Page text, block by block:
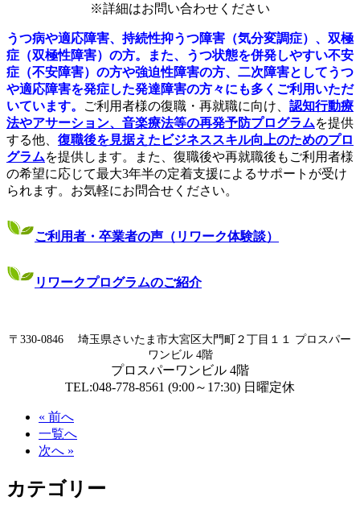
※詳細はお問い合わせください
うつ病や適応障害、持続性抑うつ障害（気分変調症）、双極
症（双極性障害）の方。また、うつ状態を併発しやすい不安
症（不安障害）の方や強迫性障害の方、二次障害としてうつ
や適応障害を発症した発達障害の方々にも多くご利用いただ
いています。
ご利用者様の復職・再就職に向け、 認知行動療
法やアサーション、音楽療法等の再発予防プログラムを提供
する他、 復職後を見据えたビジネススキル向上のためのプロ
グラムを提供します。また、復職後や再就職後もご利用者様
の希望に応じて最大3年半の定着支援によるサポートが受け
られます。お気軽にお問合せください。
ご利用者・卒業者の声（リワーク体験談）
リワークプログラムのご紹介
〒330-0846 埼玉県さいたま市大宮区大門町２丁目１１ プロスパー
ワンビル 4階
プロスパーワンビル 4階
TEL:048-778-8561 (9:00～17:30) 日曜定休
« 前へ
一覧へ
次へ »
カテゴリー